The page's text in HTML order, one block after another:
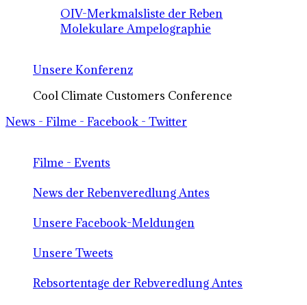
OIV-Merkmalsliste der Reben
Molekulare Ampelographie
Unsere Konferenz
Cool Climate Customers Conference
News - Filme - Facebook - Twitter
Filme - Events
News der Rebenveredlung Antes
Unsere Facebook-Meldungen
Unsere Tweets
Rebsortentage der Rebveredlung Antes